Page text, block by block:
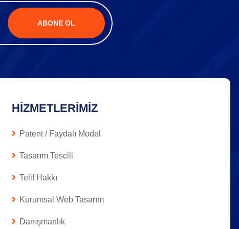
ABONE OL
HIZMETLERIMIZ
Patent / Faydalı Model
Tasarım Tescili
Telif Hakkı
Kurumsal Web Tasarım
Danışmanlık